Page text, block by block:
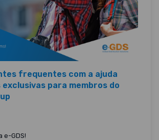
frequentes com a ajuda
para membros do
e-GDS!